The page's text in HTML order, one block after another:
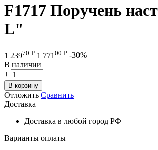
F1717 Поручень
L"
1 23970 Р 1 771 00 Р -30%
В наличии
+
−
В корзину
Отложить Сравнить
Доставка
Доставка в любой город РФ
Варианты оплаты